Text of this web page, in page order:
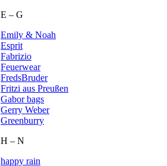
E – G
Emily & Noah
Esprit
Fabrizio
Feuerwear
FredsBruder
Fritzi aus Preußen
Gabor bags
Gerry Weber
Greenburry
H – N
happy rain